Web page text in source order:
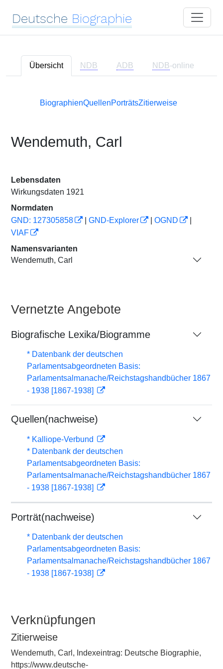
Deutsche Biographie
Übersicht NDB ADB NDB-online
BiographienQuellenPorträtsZitierweise
Wendemuth, Carl
Lebensdaten
Wirkungsdaten 1921
Normdaten
GND: 127305858
GND-Explorer OGND
VIAF
Namensvarianten
Wendemuth, Carl
Vernetzte Angebote
Biografische Lexika/Biogramme
* Datenbank der deutschen
Parlamentsabgeordneten Basis:
Parlamentsalmanache/Reichstagshandbücher 1867
- 1938 [1867-1938]
Quellen(nachweise)
* Kalliope-Verbund
* Datenbank der deutschen
Parlamentsabgeordneten Basis:
Parlamentsalmanache/Reichstagshandbücher 1867
- 1938 [1867-1938]
Porträt(nachweise)
* Datenbank der deutschen
Parlamentsabgeordneten Basis:
Parlamentsalmanache/Reichstagshandbücher 1867
- 1938 [1867-1938]
Verknüpfungen
Zitierweise
Wendemuth, Carl, Indexeintrag: Deutsche Biographie,
https://www.deutsche-